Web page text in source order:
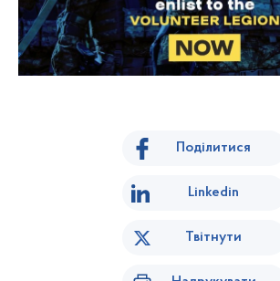
Поділитися
Linkedin
Твітнути